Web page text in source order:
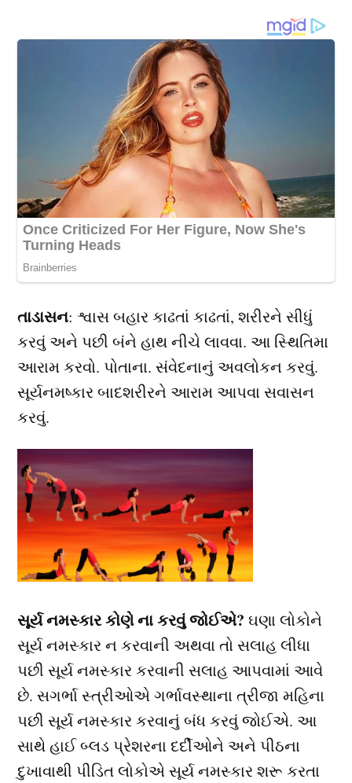
તાડાસન: શ્વાસ બહાર કાઢતાં કાઢતાં, શરીરને સીધું
કરવું અને પછી બંને હાથ નીચે લાવવા. આ સ્થિતિમા
આરામ કરવો. પોતાના. સંવેદનાનું અવલોકન કરવું.
સૂર્યનમષ્કાર બાદશરીરને આરામ આપવા સવાસન
કરવું.
સૂર્ય નમસ્કાર કોણે ના કરવું જોઈએ?ઘણા લોકોને
સૂર્ય નમસ્કાર ન કરવાની અથવા તો સલાહ લીધા
પછી સૂર્ય નમસ્કાર કરવાની સલાહ આપવામાં આવે
છે. સગર્ભા સ્ત્રીઓએ ગર્ભાવસ્થાના ત્રીજા મહિના
પછી સૂર્ય નમસ્કાર કરવાનું બંધ કરવું જોઈએ. આ
સાથે હાઈ બ્લડ પ્રેશરના દર્દીઓને અને પીઠના
દુખાવાથી પીડિત લોકોએ સૂર્ય નમસ્કાર શરૂ કરતા